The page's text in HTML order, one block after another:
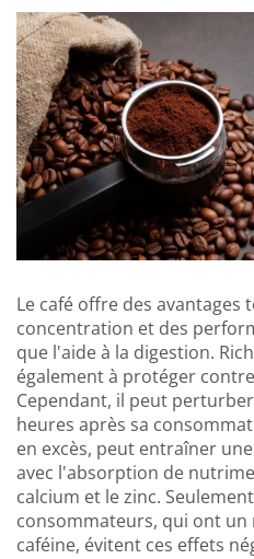
Le café offre des
concentration et des
que l'aide à la digestion.
également à protéger
Cependant, il peut
heures après sa
en excès, peut entraîner
avec l'absorption de
calcium et le zinc.
consommateurs, qui ont
caféine, évitent ces effets